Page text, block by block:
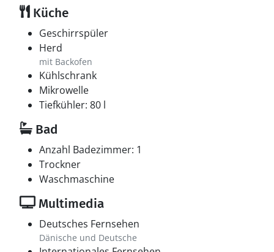
Küche
Geschirrspüler
Herd
mit Backofen
Kühlschrank
Mikrowelle
Tiefkühler: 80 l
Bad
Anzahl Badezimmer: 1
Trockner
Waschmaschine
Multimedia
Deutsches Fernsehen
Dänische und Deutsche